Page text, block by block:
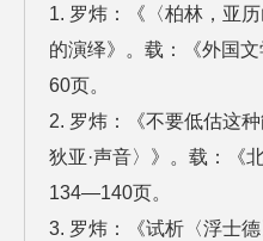
1. 罗炜：《〈柏林，亚
的演绎》。载：《外国
60页。
2. 罗炜：《不要低估这
狄亚·声音〉》。载：《
134—140页。
3. 罗炜：《试析〈浮士